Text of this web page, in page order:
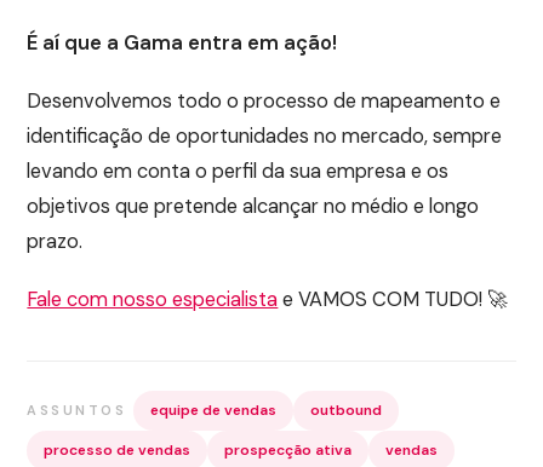
É aí que a Gama entra em ação!
Desenvolvemos todo o processo de mapeamento e
identificação de oportunidades no mercado, sempre
levando em conta o perfil da sua empresa e os
objetivos que pretende alcançar no médio e longo
prazo.
Fale com nosso especialistae VAMOS COM TUDO! 🚀
ASSUNTOS equipe de vendas outbound
processo de vendas prospecção ativa vendas